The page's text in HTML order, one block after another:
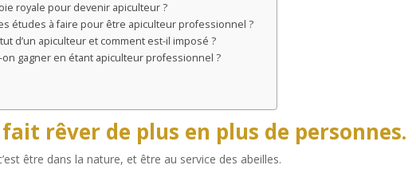
royale pour devenir apiculteur ?
études à faire pour être apiculteur professionnel ?
d’un apiculteur et comment est-il imposé ?
gagner en étant apiculteur professionnel ?
rêver de plus en plus de personnes.
être dans la nature, et être au service des abeilles.